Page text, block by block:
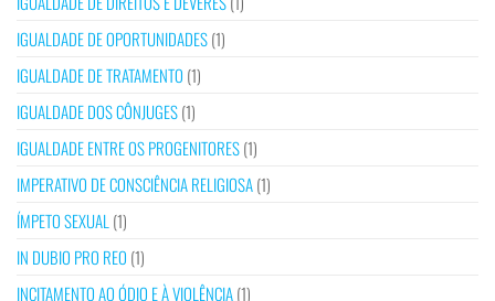
IGUALDADE DE OPORTUNIDADES(1)
IGUALDADE DE TRATAMENTO (1)
IGUALDADE DOS CÔNJUGES(1)
IGUALDADE ENTRE OS PROGENITORES(1)
IMPERATIVO DE CONSCIÊNCIA RELIGIOSA(1)
ÍMPETO SEXUAL (1)
IN DUBIO PRO REO (1)
INCITAMENTO AO ÓDIO E À VIOLÊNCIA(1)